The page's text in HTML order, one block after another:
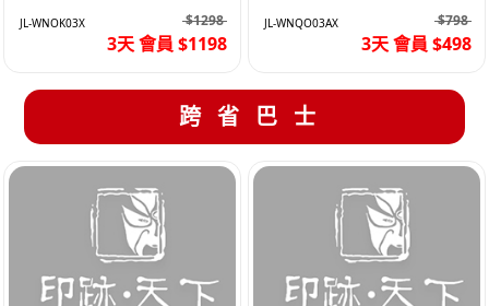
JL-WNOK03X $1298
3天 會員 $1198
JL-WNQO03AX $798
3天 會員 $498
跨省巴士